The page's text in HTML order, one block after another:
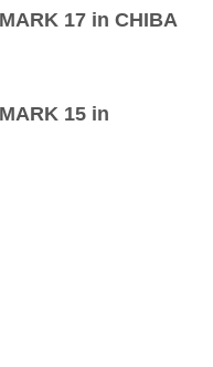
17 in CHIBA
15 in